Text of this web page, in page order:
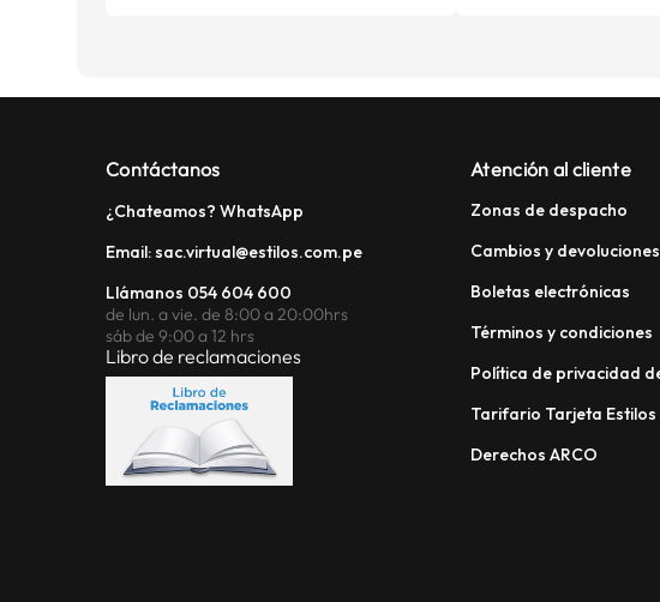
Contáctanos
¿Chateamos? WhatsApp
Email: sac.virtual@estilos.com.pe
Llámanos 054 604 600
de lun. a vie. de 8:00 a 20:00hrs
sáb de 9:00 a 12 hrs
Libro de reclamaciones
Atención al cliente
Zonas de despacho
Cambios y devoluciones
Boletas electrónicas
Términos y condiciones
Política de privacidad
Tarifario Tarjeta Estilos
Derechos ARCO